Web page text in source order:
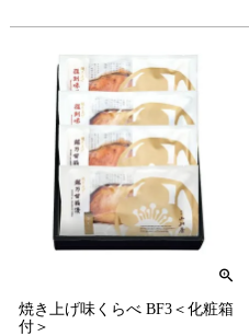
焼き上げ味くらべ BF3＜化粧箱
付＞